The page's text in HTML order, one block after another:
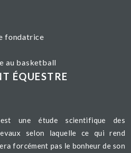
fondatrice
au basketball
ÉQUESTRE
est une étude scientifique des
selon laquelle ce qui rend
forcément pas le bonheur de son